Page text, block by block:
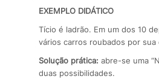
EXEMPLO DIDÁTICO
Tício é ladrão. Em um dos 10
vários carros roubados por sua
Solução prática: abre-se uma
duas possibilidades.